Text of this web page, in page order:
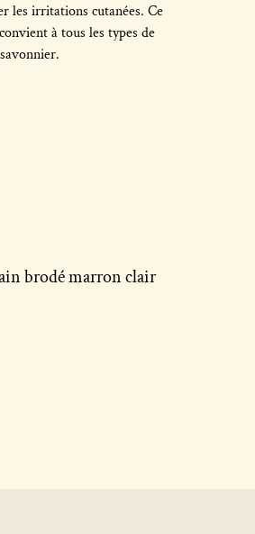
les irritations cutanées. Ce
à tous les types de
brodé marron clair